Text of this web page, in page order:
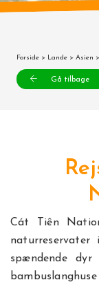
Forside > Lande > Asien >
Gå tilbage
Cát Tiên
spændende